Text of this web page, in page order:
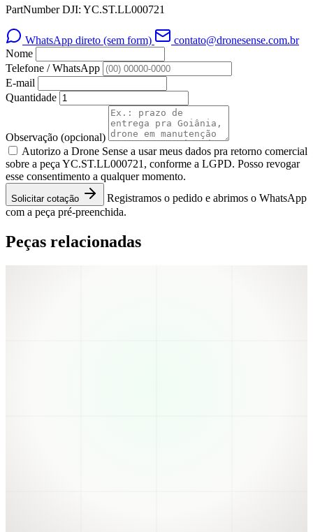
PartNumber DJI: YC.ST.LL000721
WhatsApp direto (sem form)
contato@dronesense.com.br
Nome
Telefone / WhatsApp
E-mail
Quantidade
Observação (opcional)
Autorizo a Drone Sense a usar meus dados pra retorno comercial
sobre a peça YC.ST.LL000721, conforme a LGPD. Posso revogar
esse consentimento a qualquer momento.
Solicitar cotação
Registramos o pedido e abrimos o WhatsApp
com a peça pré-preenchida.
Peças relacionadas